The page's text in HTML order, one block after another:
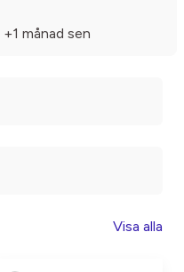
+1 månad sen
Visa alla